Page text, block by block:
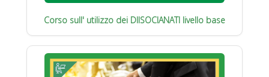
Corso sull' utilizzo dei DIISOCIANATI livello base